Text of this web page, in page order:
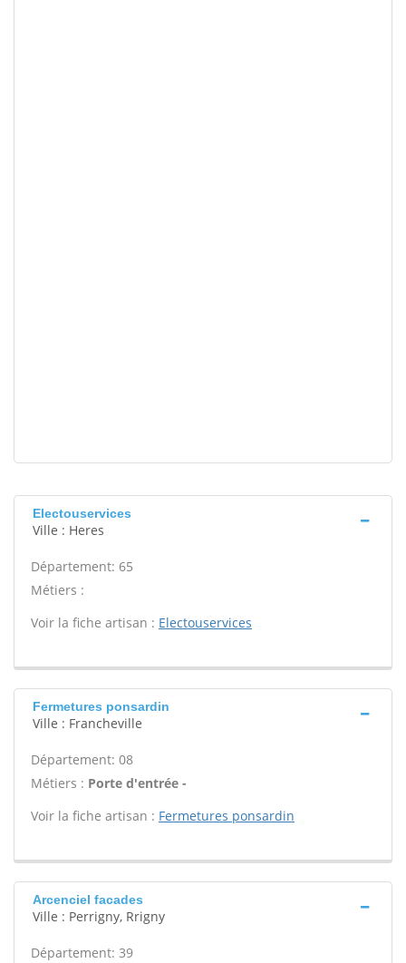
Electouservices
Ville : Heres
Département: 65
Métiers :
Voir la fiche artisan : Electouservices
Fermetures ponsardin
Ville : Francheville
Département: 08
Métiers : Porte d'entrée -
Voir la fiche artisan : Fermetures ponsardin
Arcenciel facades
Ville : Perrigny, Rrigny
Département: 39